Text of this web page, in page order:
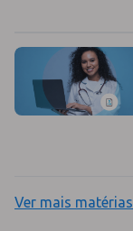
Ver mais matérias